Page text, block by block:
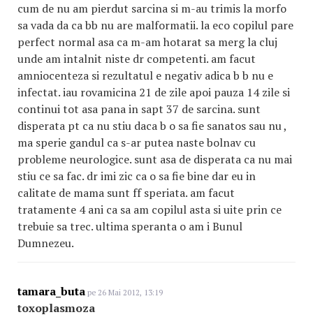
cum de nu am pierdut sarcina si m-au trimis la morfo
sa vada da ca bb nu are malformatii. la eco copilul pare
perfect normal asa ca m-am hotarat sa merg la cluj
unde am intalnit niste dr competenti. am facut
amniocenteza si rezultatul e negativ adica b b nu e
infectat. iau rovamicina 21 de zile apoi pauza 14 zile si
continui tot asa pana in sapt 37 de sarcina. sunt
disperata pt ca nu stiu daca b o sa fie sanatos sau nu ,
ma sperie gandul ca s-ar putea naste bolnav cu
probleme neurologice. sunt asa de disperata ca nu mai
stiu ce sa fac. dr imi zic ca o sa fie bine dar eu in
calitate de mama sunt ff speriata. am facut
tratamente 4 ani ca sa am copilul asta si uite prin ce
trebuie sa trec. ultima speranta o am i Bunul
Dumnezeu.
tamara_buta pe 26 Mai 2012, 13:19
toxoplasmoza